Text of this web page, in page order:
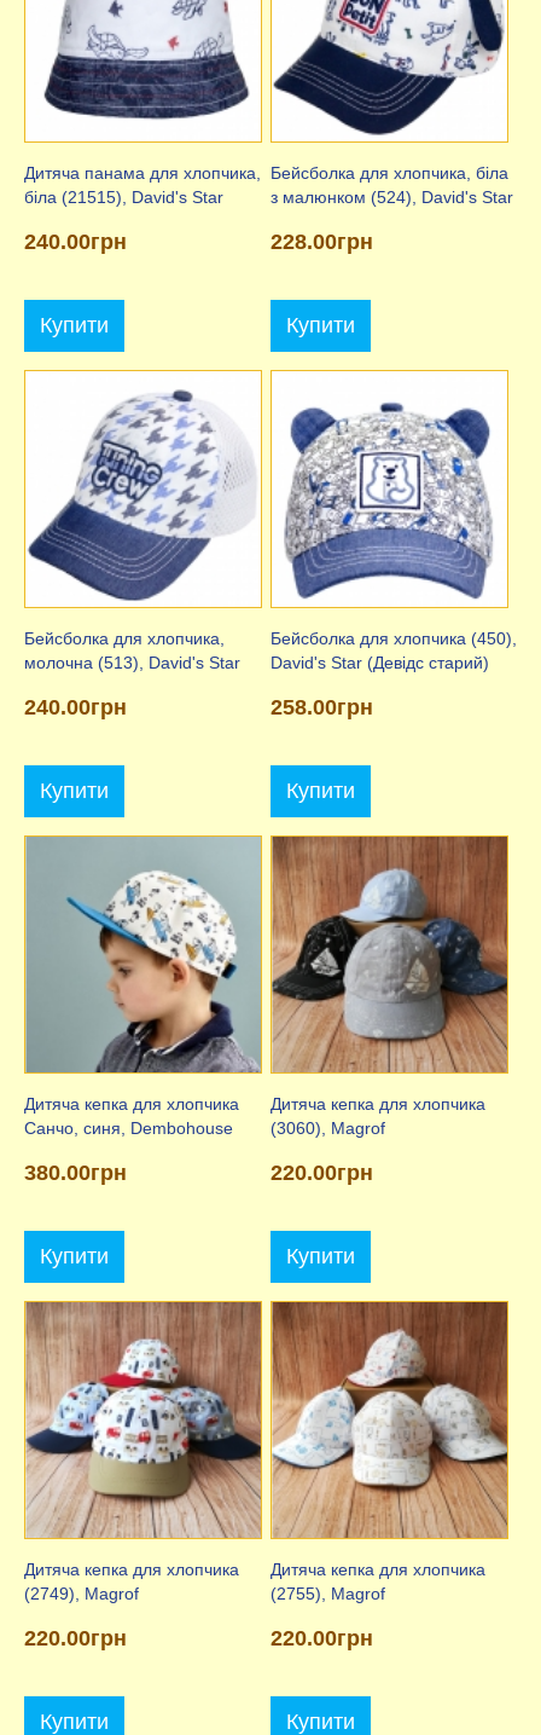
Дитяча панама для хлопчика,
біла (21515), David's Star
240.00грн
Купити
Бейсболка для хлопчика, біла
з малюнком (524), David's Star
228.00грн
Купити
Бейсболка для хлопчика,
молочна (513), David's Star
240.00грн
Купити
Бейсболка для хлопчика (450),
David's Star (Девідс старий)
258.00грн
Купити
Дитяча кепка для хлопчика
Санчо, синя, Dembohouse
380.00грн
Купити
Дитяча кепка для хлопчика
(3060), Magrof
220.00грн
Купити
Дитяча кепка для хлопчика
(2749), Magrof
220.00грн
Купити
Дитяча кепка для хлопчика
(2755), Magrof
220.00грн
Купити